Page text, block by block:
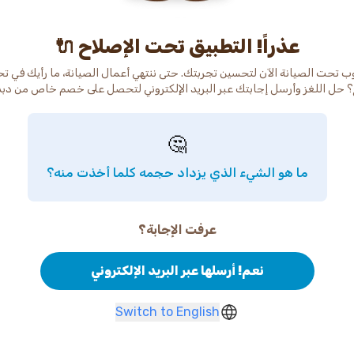
عذراً! التطبيق تحت الإصلاح 🔌
تحت الصيانة الآن لتحسين تجربتك. حتى ننتهي أعمال الصيانة، ما رأيك في
حل اللغز وأرسل إجابتك عبر البريد الإلكتروني لتحصل على خصم خاص من
🤔
ما هو الشيء الذي يزداد حجمه كلما أخذت منه؟
عرفت الإجابة؟
نعم! أرسلها عبر البريد الإلكتروني
Switch to English